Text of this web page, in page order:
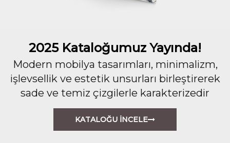
2025 Kataloğumuz Yayında!
Modern mobilya tasarımları, minimalizm,
işlevsellik ve estetik unsurları birleştirerek
sade ve temiz çizgilerle karakterizedir
KATALOĞU İNCELE